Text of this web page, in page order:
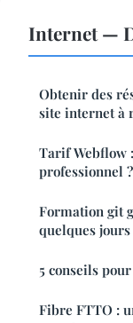
Internet —
Obtenir des
site internet à
Tarif Webflow
professionnel ?
Formation git
quelques jours
5 conseils
Fibre FTTO :